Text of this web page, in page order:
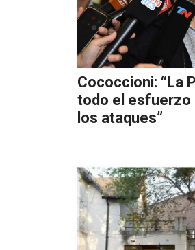
Cococcioni: “La
todo el esfuerzo
los ataques”